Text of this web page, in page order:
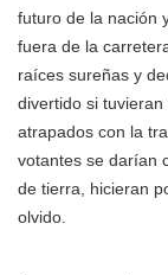
futuro de la nación
fuera de la
raíces sureñas y
divertido si
atrapados con la
votantes se darían
de tierra, hicieran
olvido.